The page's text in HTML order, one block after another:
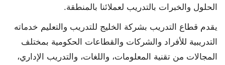
الحلول والخبرات بالتدريب لعملائنا بالمنطقة.
يقدم قطاع التدريب بشركة الخليج للتدريب والتعليم خدماته
التدريبية للأفراد والشركات والقطاعات الحكومية بمختلف
المجالات من تقنية المعلومات، واللغات، والتدريب الإداري،